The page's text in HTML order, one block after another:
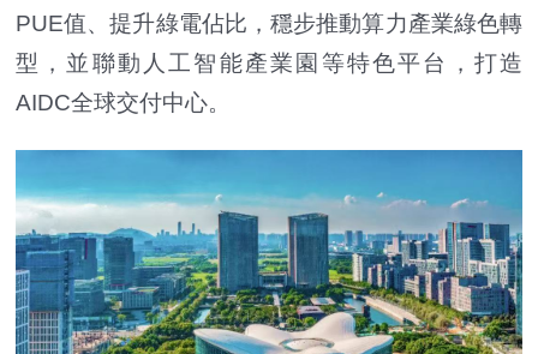
PUE值、提升綠電佔比，穩步推動算力產業綠色轉
型，並聯動人工智能產業園等特色平台，打造
AIDC全球交付中心。